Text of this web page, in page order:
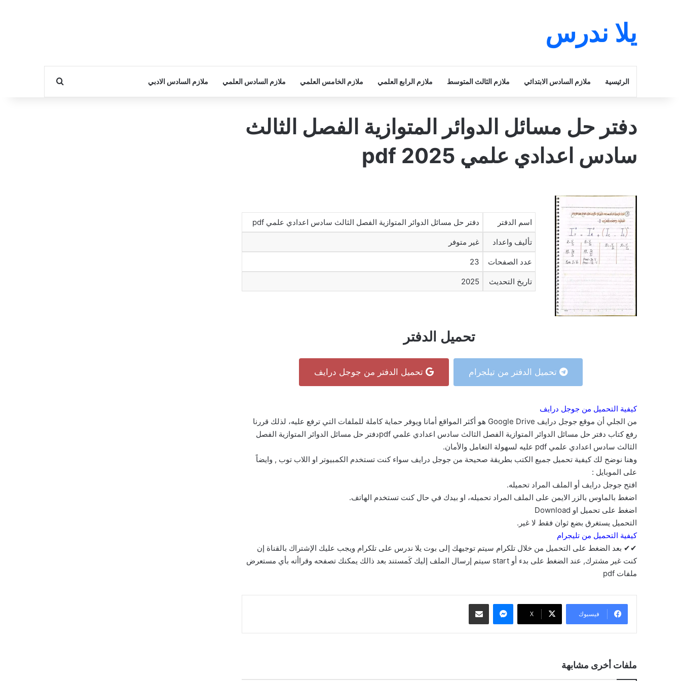
يلا ندرس
الرئيسية ملازم السادس الابتدائي ملازم الثالث المتوسط ملازم الرابع العلمي ملازم الخامس العلمي ملازم السادس العلمي ملازم السادس الادبي بحث عن
دفتر حل مسائل الدوائر المتوازية الفصل الثالث
سادس اعدادي علمي 2025 pdf
اسم الدفتر دفتر حل مسائل الدوائر المتوازية الفصل الثالث سادس اعدادي علمي pdf
تأليف واعداد غير متوفر
عدد الصفحات 23
تاريخ التحديث 2025
تحميل الدفتر
تحميل الدفتر من تيلجرام تحميل الدفتر من جوجل درايف
كيفية التحميل من جوجل درايف
من الجلي أن موقع جوجل درايف Google Drive هو أكثر المواقع أمانا ويوفر حماية كاملة للملفات التي ترفع عليه، لذلك قررنا
رفع كتاب دفتر حل مسائل الدوائر المتوازية الفصل الثالث سادس اعدادي علمي pdfدفتر حل مسائل الدوائر المتوازية الفصل
الثالث سادس اعدادي علمي pdf عليه لسهولة التعامل والأمان.
وهنا نوضح لك كيفية تحميل جميع الكتب بطريقة صحيحة من جوجل درايف سواء كنت تستخدم الكمبيوتر او اللاب توب , وايضاً
على الموبايل :
افتح جوجل درايف أو الملف المراد تحميله.
اضغط بالماوس بالزر الايمن على الملف المراد تحميله، او بيدك في حال كنت تستخدم الهاتف.
اضغط على تحميل او Download
التحميل يستغرق بضع ثوان فقط لا غير.
كيفية التحميل من تليجرام
✔✔ بعد الضغط على التحميل من خلال تلكرام سيتم توجيهك إلى بوت يلا ندرس على تلكرام ويجب عليك الإشتراك بالقناة إن
كنت غير مشترك, عند الضغط على بدء أو start سيتم إرسال الملف إليك كَمستند بعد ذالك يمكنك تصفحه وقراأته بأي مستعرض
ملفات pdf
فيسبوك ‫X
ماسنجر مشاركة عبر البريد
ملفات أخرى مشابهة